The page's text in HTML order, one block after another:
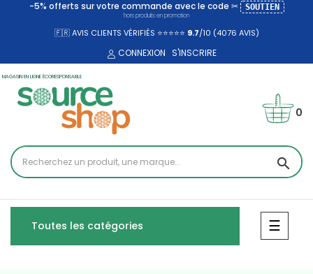
-5% offerts sur votre commande avec le code ✂ SOUTIEN
hors produits en promotion
🇫🇷 AVIS CLIENTS VÉRIFIÉS ⭐⭐⭐⭐⭐ 9.7/10 (4076 AVIS)
CONNEXION S'INSCRIRE
MAGASIN EN LIGNE ÉCORESPONSABLE
search
0
Toutes les catégories ☰